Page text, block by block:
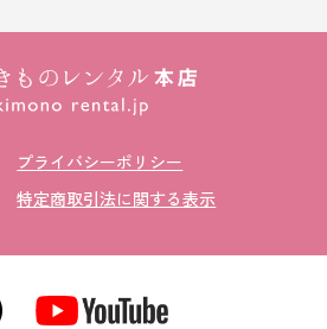
プライバシーポリシー
特定商取引法に関する表示